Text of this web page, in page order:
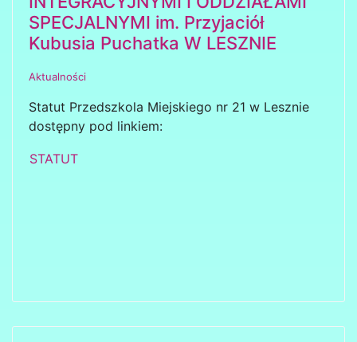
SPECJALNYMI im. Przyjaciół
Kubusia Puchatka W LESZNIE
Aktualności
Statut Przedszkola Miejskiego nr 21 w Lesznie
dostępny pod linkiem:
STATUT